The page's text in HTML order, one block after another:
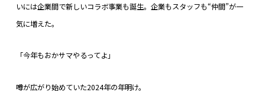
いには企業間で新しいコラボ事業も誕生。企業もスタッフも“仲間”が一
気に増えた。
「今年もおかサマやるってよ」
噂が広がり始めていた2024年の年明け。